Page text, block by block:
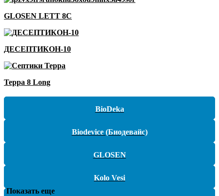
GLOSEN LETT 8С
ДЕСЕПТИКОН-10
Терра 8 Long
BioDeka
Biodevice (Биодевайс)
GLOSEN
Kolo Vesi
Показать еще